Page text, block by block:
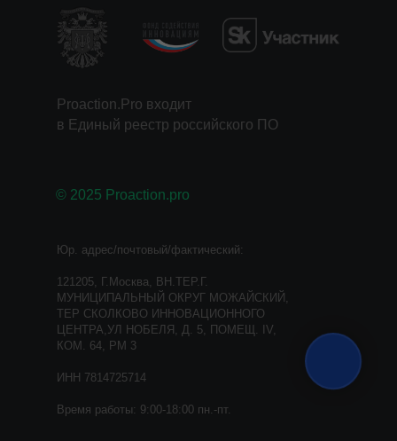
© 2025 Proaction.pro
Proaction.Pro входит
в Единый реестр российского ПО
Юр. адрес/почтовый/фактический:
121205, Г.Москва, ВН.ТЕР.Г.
МУНИЦИПАЛЬНЫЙ ОКРУГ МОЖАЙСКИЙ,
ТЕР СКОЛКОВО ИННОВАЦИОННОГО
ЦЕНТРА,УЛ НОБЕЛЯ, Д. 5, ПОМЕЩ. IV,
КОМ. 64, РМ 3
ИНН 7814725714
Время работы: 9:00-18:00 пн.-пт.